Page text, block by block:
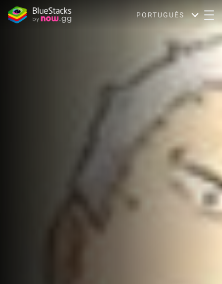
PORTUGUÊS